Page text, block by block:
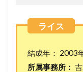
結成年： 2003
所属事務所：